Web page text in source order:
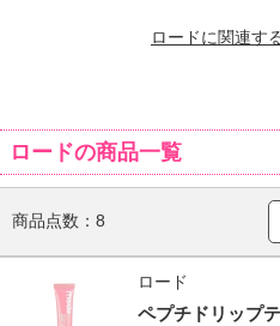
ロードに関連す
ロードの商品一覧
商品点数： 8
ロード
ペプチドリップ